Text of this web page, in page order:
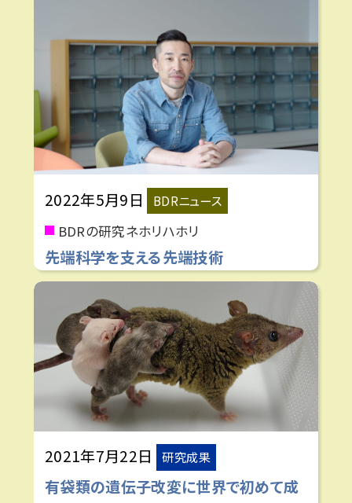
2022年5月9日 BDRニュース
BDRの研究ネホリハホリ
先端科学を支える先端技術
2021年7月22日 研究成果
有袋類の遺伝子改変に世界で初めて成